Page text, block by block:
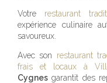
Votre restaurant
expérience culinaire
savoureux.
Avec son restaurant
frais et locaux à
Cygnes garantit des